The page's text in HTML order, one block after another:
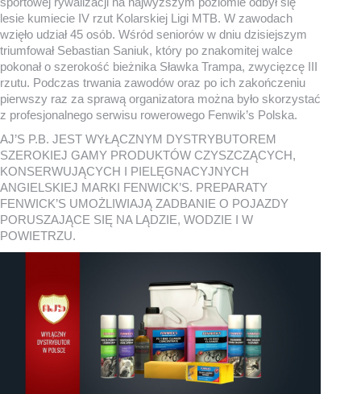
lesie kumiecie IV rzut Kolarskiej Ligi MTB. W zawodach
wzięło udział 45 osób. Wśród seniorów w dniu dzisiejszym
triumfował Sebastian Saniuk, który po znakomitej walce
pokonał o szerokość bieżnika Sławka Trampa, zwycięzcę III
rzutu. Podczas trwania zawodów oraz po ich zakończeniu
pierwszy raz za sprawą organizatora można było skorzystać
z profesjonalnego serwisu rowerowego Fenwik’s Polska.
AJ’S P.B. JEST WYŁĄCZNYM DYSTRYBUTOREM
SZEROKIEJ GAMY PRODUKTÓW CZYSZCZĄCYCH,
KONSERWUJĄCYCH I PIELĘGNACYJNYCH
ANGIELSKIEJ MARKI FENWICK’S. PREPARATY
FENWICK’S UMOŻLIWIAJĄ ZADBANIE O POJAZDY
PORUSZAJĄCE SIĘ NA LĄDZIE, WODZIE I W
POWIETRZU.